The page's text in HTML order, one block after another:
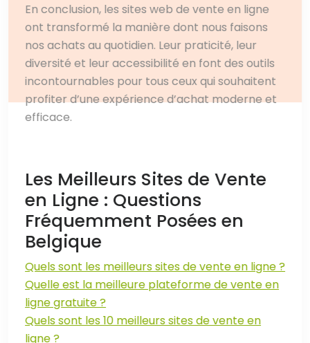
En conclusion, les sites web de vente en ligne
ont transformé la manière dont nous faisons
nos achats au quotidien. Leur praticité, leur
diversité et leur accessibilité en font des outils
incontournables pour tous ceux qui souhaitent
profiter d’une expérience d’achat moderne et
efficace.
Les Meilleurs Sites de Vente
en Ligne : Questions
Fréquemment Posées en
Belgique
Quels sont les meilleurs sites de vente en ligne ?
Quelle est la meilleure plateforme de vente en
ligne gratuite ?
Quels sont les 10 meilleurs sites de vente en
ligne ?